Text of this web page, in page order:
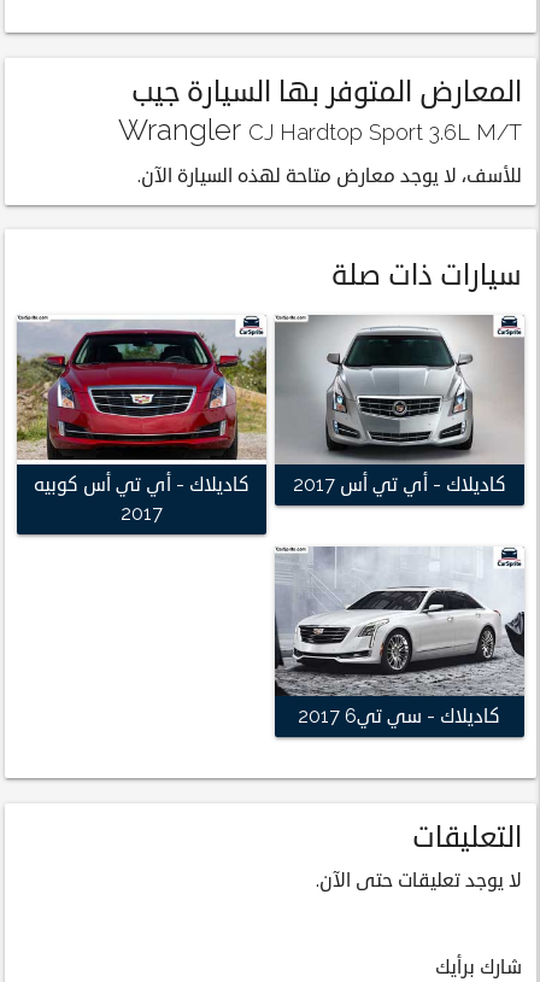
المعارض المتوفر بها السيارة جيب
Wrangler CJ Hardtop Sport 3.6L M/T
للأسف، لا يوجد معارض متاحة لهذه السيارة الآن.
سيارات ذات صلة
كاديلاك - أي تي أس 2017
كاديلاك - أي تي أس كوبيه
2017
كاديلاك - سي تي6 2017
التعليقات
لا يوجد تعليقات حتى الآن.
شارك برأيك